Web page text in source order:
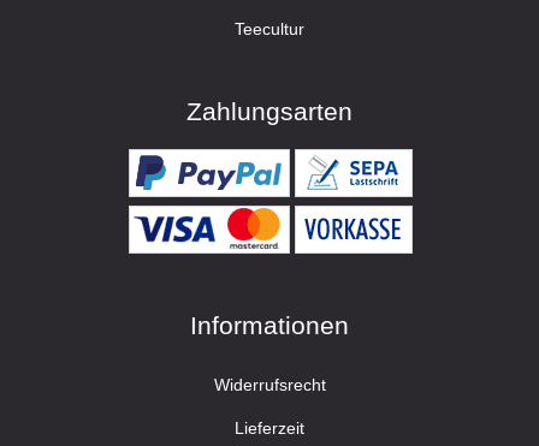
Teecultur
Zahlungsarten
Informationen
Widerrufsrecht
Lieferzeit